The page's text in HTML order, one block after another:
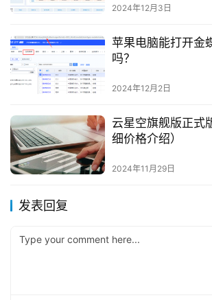
2024年12月3日
苹果电脑能打开金
吗？
2024年12月2日
云星空旗舰版正式
细价格介绍）
2024年11月29日
发表回复